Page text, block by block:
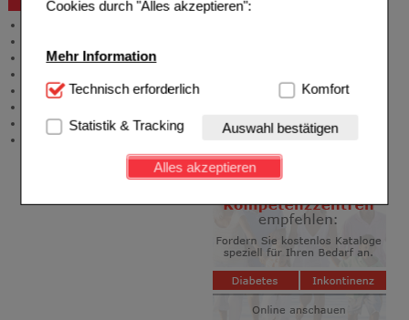
Cookies durch "Alles akzeptieren":
Mehr Information
Technisch Notwendig:Hierbei handelt es sich um
Website notwendig sind (z.B. Navigation, Warenkorb,
Kundenkonto), weshalb auf diese nicht verzichtet
werden kann.
Einkaufserlebnis noch ansprechender zu gestalten,
beispielsweise für die Wiedererkennung des
Besuchers oder unsere Seite an bevorzugte
Verhaltensweisen (z.B. Spracheinstellung)
anzupassen. Komfort-Cookies ermöglichen es uns
auch auf Ihre Bedürfnisse zugeschrittene Inhalte
anzuzeigen und unser Partnerprogramm zu
Technisch erforderlich Komfort
Statistik & Tracking Auswahl bestätigen
Alles akzeptieren
Meldung Arzneimittelrisiken
Angebote & Downloads
Neukundenprämie